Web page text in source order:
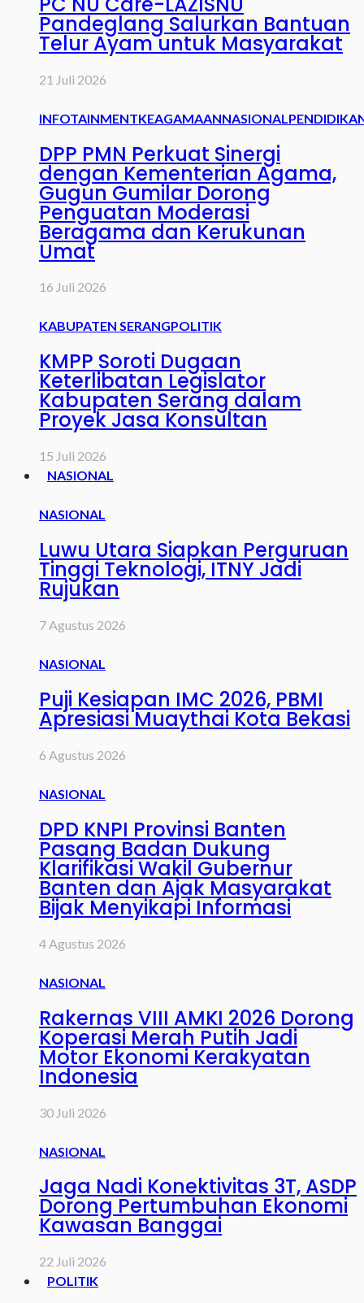
Pandeglang Salurkan Bantuan
Telur Ayam untuk Masyarakat
21 Juli 2026
INFOTAINMENTKEAGAMAANNASIONAL
DPP PMN Perkuat Sinergi
dengan Kementerian Agama,
Gugun Gumilar Dorong
Penguatan Moderasi
Beragama dan Kerukunan
Umat
16 Juli 2026
KABUPATEN SERANGPOLITIK
KMPP Soroti Dugaan
Keterlibatan Legislator
Kabupaten Serang dalam
Proyek Jasa Konsultan
15 Juli 2026
NASIONAL
NASIONAL
Luwu Utara Siapkan Perguruan
Tinggi Teknologi, ITNY Jadi
Rujukan
7 Agustus 2026
NASIONAL
Puji Kesiapan IMC 2026, PBMI
Apresiasi Muaythai Kota Bekasi
6 Agustus 2026
NASIONAL
DPD KNPI Provinsi Banten
Pasang Badan Dukung
Klarifikasi Wakil Gubernur
Banten dan Ajak Masyarakat
Bijak Menyikapi Informasi
4 Agustus 2026
NASIONAL
Rakernas VIII AMKI 2026 Dorong
Koperasi Merah Putih Jadi
Motor Ekonomi Kerakyatan
Indonesia
30 Juli 2026
NASIONAL
Jaga Nadi Konektivitas 3T, ASDP
Dorong Pertumbuhan Ekonomi
Kawasan Banggai
22 Juli 2026
POLITIK